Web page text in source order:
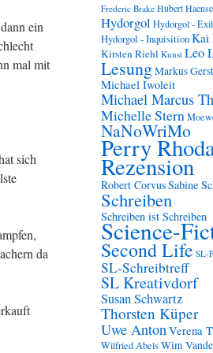
ein
mal mit
sich
da
Frederic Brake Hubert
Hydorgol Hydorgol - Exil
Hydorgol - InquisitionKai
Kirsten Riehl Kunst Leo
LesungMarkus
Michael Iwoleit
Michael Marcus
Michelle Stern
NaNoWriMo
Perry
Rezension
Robert CorvusSabine
Schreiben
Schreiben ist Schreiben
Science-
Second Life SL-
SL-Schreibtreff
SL Kreativdorf
Susan Schwartz
Thorsten Küper
Uwe AntonVerena
Wilfried AbelsWim